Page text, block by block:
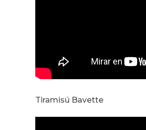
Tiramisú Bavette